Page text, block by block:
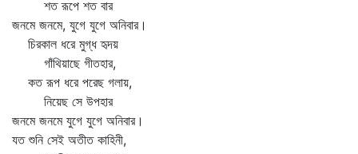
শত রূপে শত বার
জনমে জনমে, যুগে যুগে অনিবার।
চিরকাল ধরে মুগ্ধ হৃদয়
গাঁথিয়াছে গীতহার,
কত রূপ ধরে পরেছ গলায়,
নিয়েছ সে উপহার
জনমে জনমে যুগে যুগে অনিবার।
যত শুনি সেই অতীত কাহিনী,